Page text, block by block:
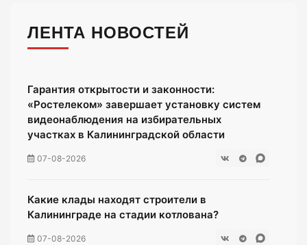
ЛЕНТА НОВОСТЕЙ
Гарантия открытости и законности:
«Ростелеком» завершает установку систем
видеонаблюдения на избирательных
участках в Калининградской области
07-08-2026
Какие клады находят строители в
Калининграде на стадии котлована?
07-08-2026